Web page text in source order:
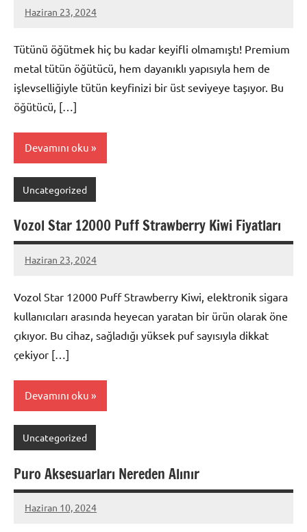
Haziran 23, 2024
admin
Tütünü öğütmek hiç bu kadar keyifli olmamıştı! Premium
metal tütün öğütücü, hem dayanıklı yapısıyla hem de
işlevselliğiyle tütün keyfinizi bir üst seviyeye taşıyor. Bu
öğütücü, […]
Devamını oku
Uncategorized
Vozol Star 12000 Puff Strawberry Kiwi Fiyatları
Haziran 23, 2024
admin
Vozol Star 12000 Puff Strawberry Kiwi, elektronik sigara
kullanıcıları arasında heyecan yaratan bir ürün olarak öne
çıkıyor. Bu cihaz, sağladığı yüksek puf sayısıyla dikkat
çekiyor […]
Devamını oku
Uncategorized
Puro Aksesuarları Nereden Alınır
Haziran 10, 2024
admin